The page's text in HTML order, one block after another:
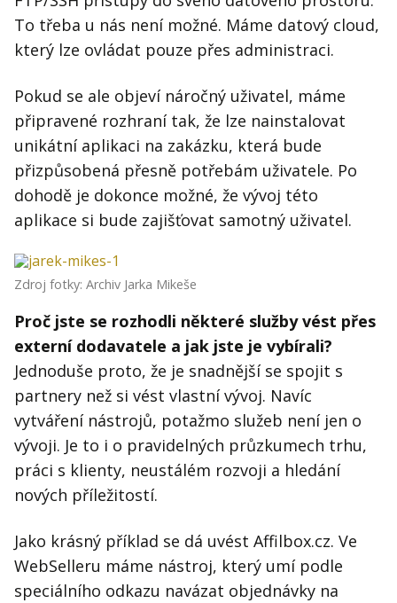
To třeba u nás není možné. Máme datový cloud,
který lze ovládat pouze přes administraci.
Pokud se ale objeví náročný uživatel, máme
připravené rozhraní tak, že lze nainstalovat
unikátní aplikaci na zakázku, která bude
přizpůsobená přesně potřebám uživatele. Po
dohodě je dokonce možné, že vývoj této
aplikace si bude zajišťovat samotný uživatel.
Zdroj fotky: Archiv Jarka Mikeše
Proč jste se rozhodli některé služby vést přes
externí dodavatele a jak jste je vybírali?
Jednoduše proto, že je snadnější se spojit s
partnery než si vést vlastní vývoj. Navíc
vytváření nástrojů, potažmo služeb není jen o
vývoji. Je to i o pravidelných průzkumech trhu,
práci s klienty, neustálém rozvoji a hledání
nových příležitostí.
Jako krásný příklad se dá uvést Affilbox.cz. Ve
WebSelleru máme nástroj, který umí podle
speciálního odkazu navázat objednávky na